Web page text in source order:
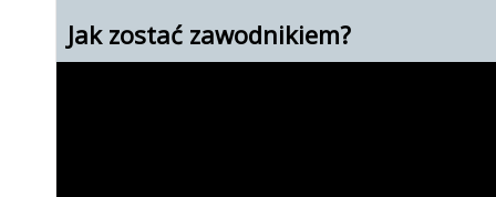
Jak zostać zawodnikiem?